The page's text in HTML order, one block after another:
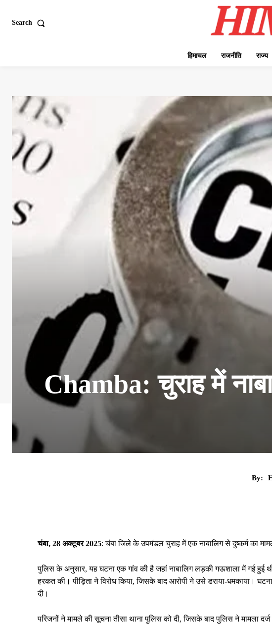
Search
हिमाचल राजनीति राज्य
Chamba: चुराह में
By:
चंबा, 28 अक्टूबर 2025: चंबा जिले के उपमंडल चुराह में एक नाबालिग से दुष्कर्म का
पुलिस के अनुसार, यह घटना एक गांव की है जहां नाबालिग लड़की गऊशाला में गई हुई
हरकत की। पीड़िता ने विरोध किया, जिसके बाद आरोपी ने उसे डराया-धमकाया।
दी।
परिजनों ने मामले की सूचना तीसा थाना पुलिस को दी, जिसके बाद पुलिस ने मामला